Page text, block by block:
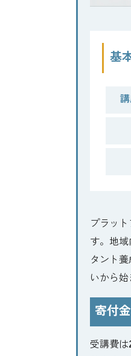
基
プラッ
す。地
タント
いから
寄付
受講費